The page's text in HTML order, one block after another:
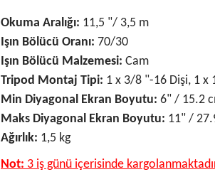
Okuma Aralığı: 11,5 "/ 3,5 m
Işın Bölücü Oranı: 70/30
Işın Bölücü Malzemesi: Cam
Tripod Montaj Tipi: 1 x 3/8 "-16 Dişi, 1 x
Min Diyagonal Ekran Boyutu: 6" / 15.2
Maks Diyagonal Ekran Boyutu: 11" /
Ağırlık: 1,5 kg
Not: 3 iş günü içerisinde